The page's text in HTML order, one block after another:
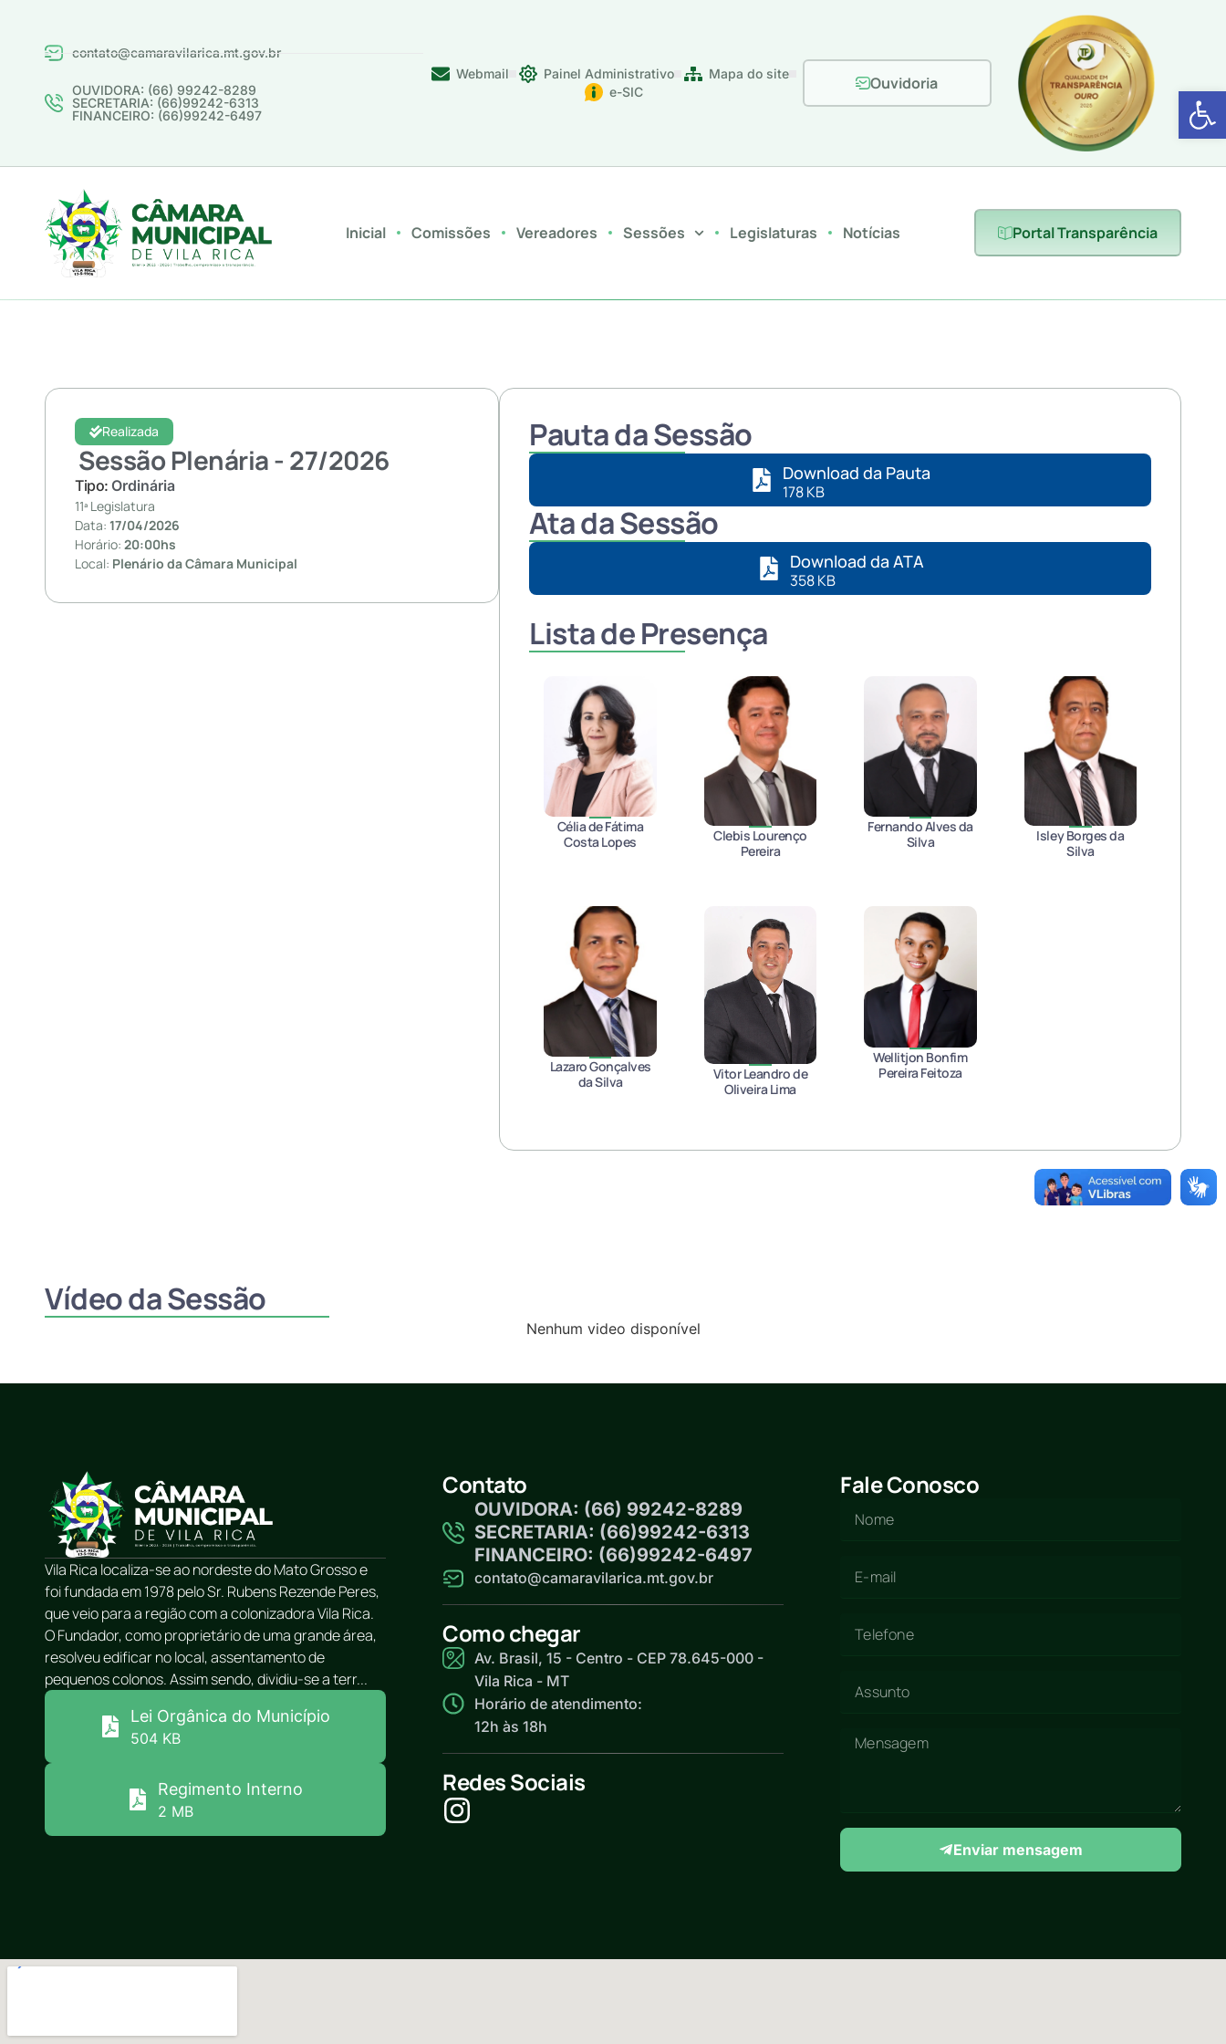
Abrir
contato@camaravilarica.mt.gov.br
OUVIDORA: (66) 99242-8289
SECRETARIA: (66)99242-6313
FINANCEIRO: (66)99242-6497
Webmail Painel Administrativo
Mapa do site
e-SIC
Ouvidoria
Inicial Comissões Vereadores Sessões Legislaturas Notícias Portal Transparência
Realizada
Sessão Plenária - 27/2026
Tipo: Ordinária
11ª Legislatura
Data: 17/04/2026
Horário: 20:00hs
Local: Plenário da Câmara Municipal
Pauta da Sessão
Download da Pauta
178 KB
Ata da Sessão
Download da ATA
358 KB
Lista de Presença
Célia de Fátima
Costa Lopes
Clebis Lourenço
Pereira
Fernando Alves da
Silva
Isley Borges da
Silva
Lazaro Gonçalves
da Silva
Vitor Leandro de
Oliveira Lima
Wellitjon Bonfim
Pereira Feitoza
Vídeo da Sessão
Nenhum video disponível
Vila Rica localiza-se ao nordeste do Mato Grosso e
foi fundada em 1978 pelo Sr. Rubens Rezende Peres,
que veio para a região com a colonizadora Vila Rica.
O Fundador, como proprietário de uma grande área,
resolveu edificar no local, assentamento de
pequenos colonos. Assim sendo, dividiu-se a terr...
Lei Orgânica do Município
504 KB
Regimento Interno
2 MB
Contato
OUVIDORA: (66) 99242-8289
SECRETARIA: (66)99242-6313
FINANCEIRO: (66)99242-6497
contato@camaravilarica.mt.gov.br
Como chegar
Av. Brasil, 15 - Centro - CEP 78.645-000 -
Vila Rica - MT
Horário de atendimento:
12h às 18h
Redes Sociais
Fale Conosco
Enviar mensagem